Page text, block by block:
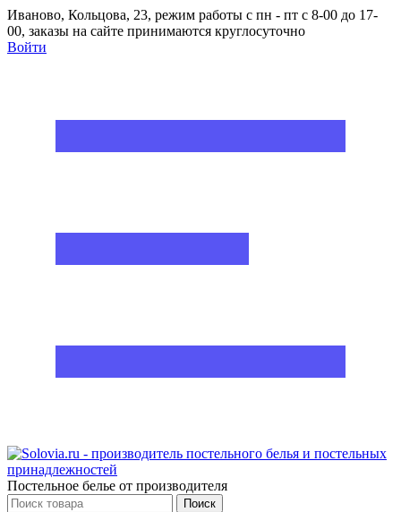
Иваново, Кольцова, 23, режим работы с пн - пт с 8-00 до 17-
00, заказы на сайте принимаются круглосуточно
Войти
Постельное белье от производителя
Поиск